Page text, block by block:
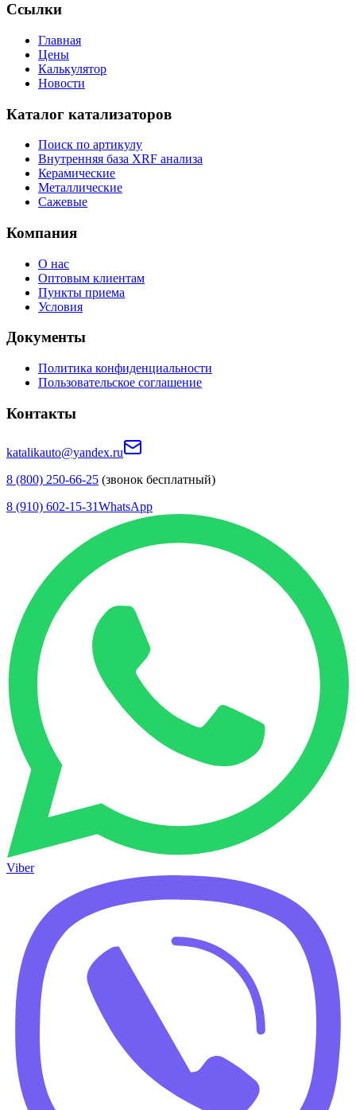
Ссылки
Главная
Цены
Калькулятор
Новости
Каталог катализаторов
Поиск по артикулу
Внутренняя база XRF анализа
Керамические
Металлические
Сажевые
Компания
О нас
Оптовым клиентам
Пункты приема
Условия
Документы
Политика конфиденциальности
Пользовательское соглашение
Контакты
katalikauto@yandex.ru
8 (800) 250-66-25 (звонок бесплатный)
8 (910) 602-15-31WhatsApp
Viber